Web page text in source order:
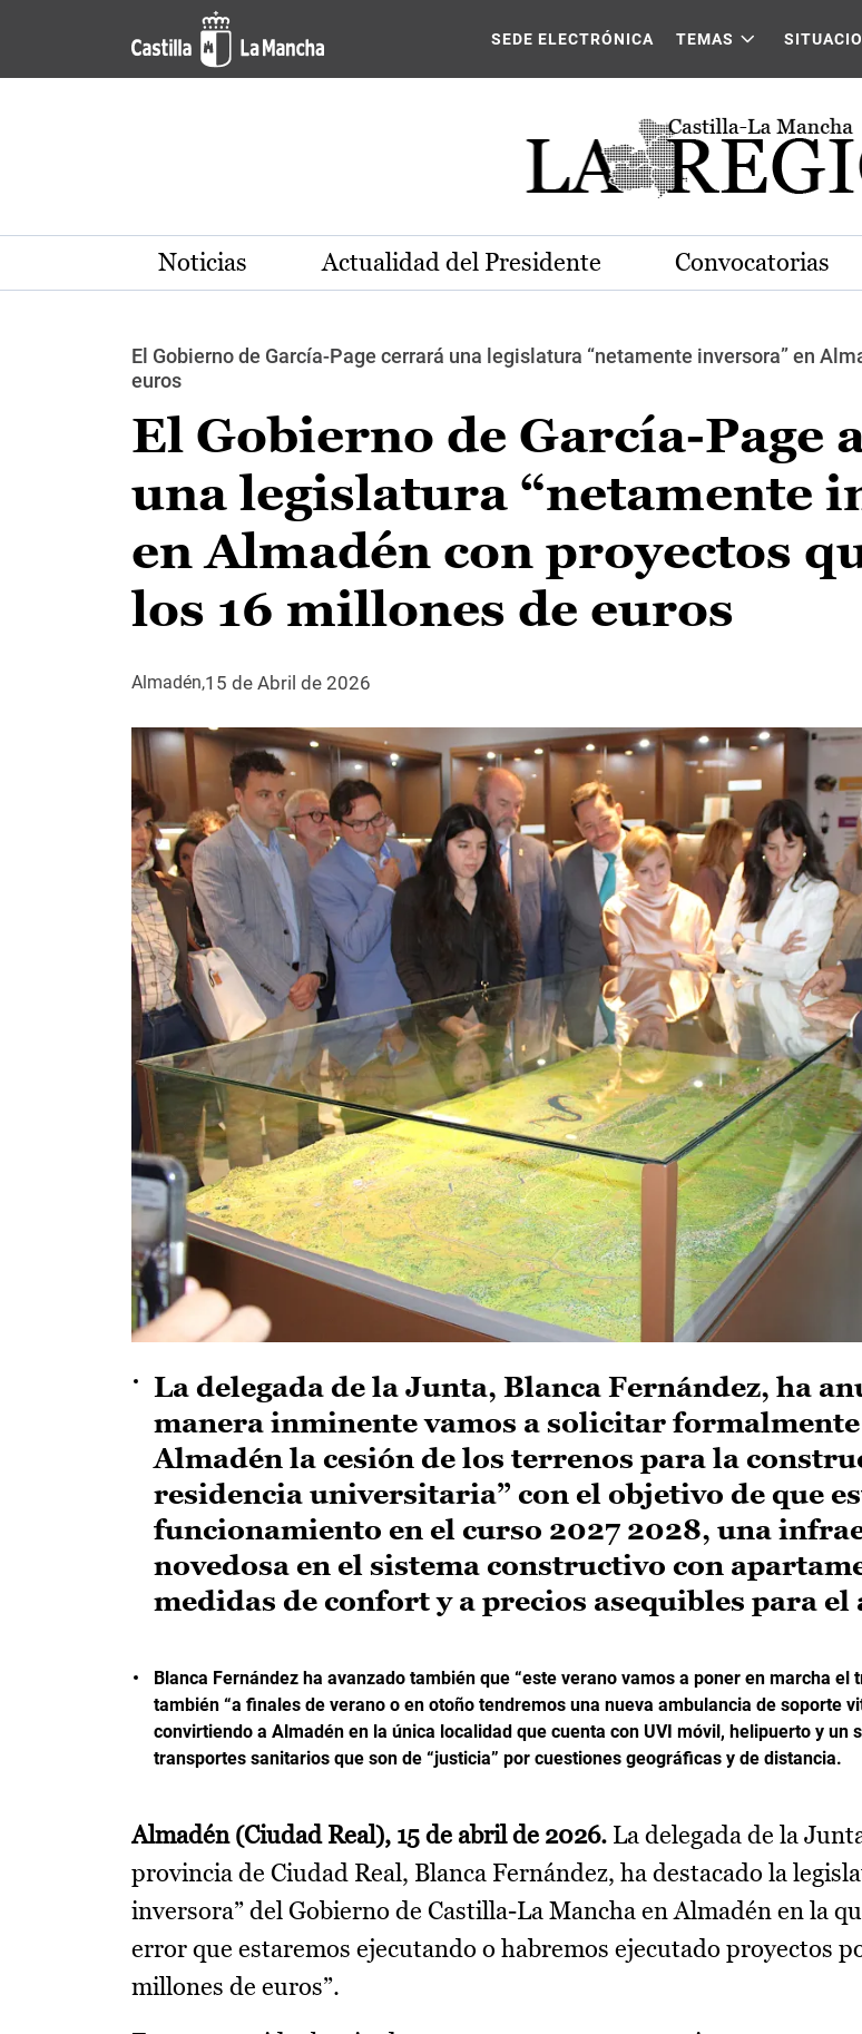
Pasar al contenido principal
SEDE ELECTRÓNICA TEMAS
Noticias Actualidad del Presidente Convocatorias
El Gobierno de García-Page cerrará una legislatura “netamente inversora” en
euros
El Gobierno de García-Page
una legislatura “netamente
en Almadén con proyectos
los 16 millones de euros
Almadén 15 de Abril de 2026
La delegada de la Junta, Blanca Fernández, ha
manera inminente vamos a solicitar
Almadén la cesión de los terrenos para la
residencia universitaria” con el objetivo de que
funcionamiento en el curso 2027 2028, una
novedosa en el sistema constructivo con
medidas de confort y a precios asequibles para
Blanca Fernández ha avanzado también que “este verano vamos a poner en marcha
también “a finales de verano o en otoño tendremos una nueva ambulancia de soporte
convirtiendo a Almadén en la única localidad que cuenta con UVI móvil, helipuerto y un
transportes sanitarios que son de “justicia” por cuestiones geográficas y de distancia.
Almadén (Ciudad Real), 15 de abril de 2026. La delegada de la
provincia de Ciudad Real, Blanca Fernández, ha destacado la
inversora” del Gobierno de Castilla-La Mancha en Almadén en la
error que estaremos ejecutando o habremos ejecutado proyectos
millones de euros”.